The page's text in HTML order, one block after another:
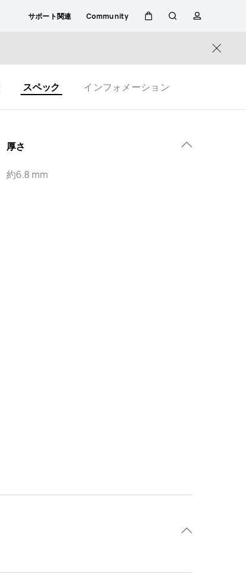
サポート関連 Community
ー 索 ロ
Close
スペック インフォメーション
厚さ
約6.8 mm